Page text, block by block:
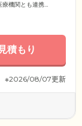
療機関とも連携
会社リエゾン
せた介護サービ
祉用具レンタル
積もり
※2026/08/07更新